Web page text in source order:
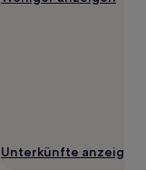
Unterkünfte anzeigen